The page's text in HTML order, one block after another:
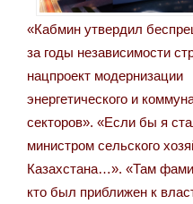
«Кабмин утвердил
за годы независимости
нацпроект модернизации
энергетического и
секторов». «Если бы я
министром сельского
Казахстана…». «Там
кто был приближен к